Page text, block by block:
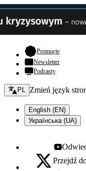
Promocje- otwiera
Newsletter
Podcasty
Zmień język - bieżący:
PL Zmień język
English (EN)
Українська (UA)
Youtube -
X - otwiera się w
Przejdź